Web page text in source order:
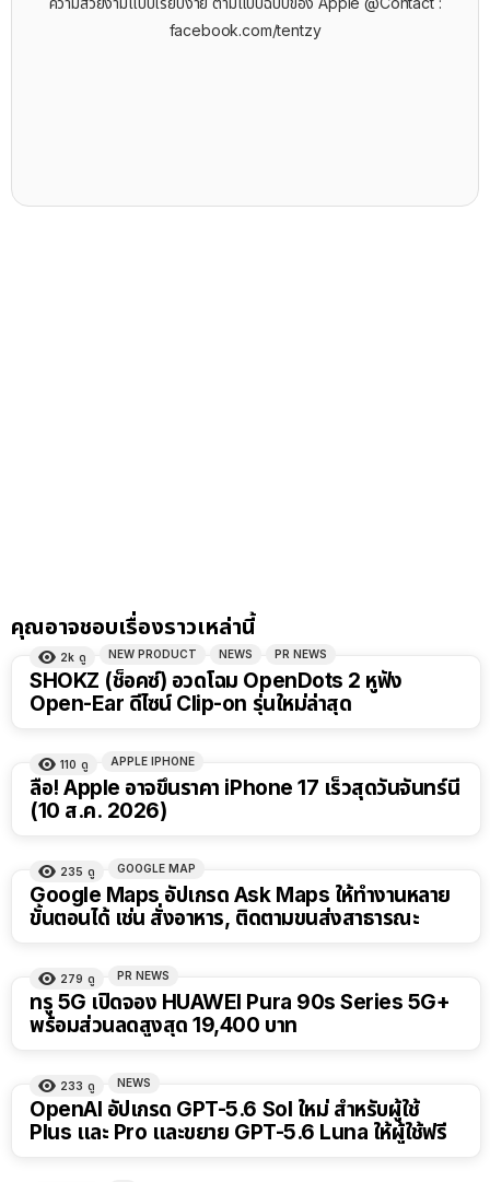
facebook.com/tentzy
คุณอาจชอบเรื่องราวเหล่านี้
2k ดู NEW PRODUCT NEWS PR NEWS
SHOKZ (ช็อคซ์) อวดโฉม OpenDots 2 หูฟัง
Open-Ear ดีไซน์ Clip-on รุ่นใหม่ล่าสุด
110 ดู APPLE IPHONE
ลือ! Apple อาจขึ้นราคา iPhone 17 เร็วสุดวันจันทร์นี้
(10 ส.ค. 2026)
235 ดู GOOGLE MAP
Google Maps อัปเกรด Ask Maps ให้ทำงานหลาย
ขั้นตอนได้ เช่น สั่งอาหาร, ติดตามขนส่งสาธารณะ
279 ดู PR NEWS
ทรู 5G เปิดจอง HUAWEI Pura 90s Series 5G+
พร้อมส่วนลดสูงสุด 19,400 บาท
233 ดู NEWS
OpenAI อัปเกรด GPT-5.6 Sol ใหม่ สำหรับผู้ใช้
Plus และ Pro และขยาย GPT-5.6 Luna ให้ผู้ใช้ฟรี